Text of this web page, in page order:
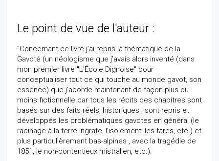
Le point de vue de l'auteur :
"Concernant ce livre j’ai repris la thématique de la
Gavoté (un néologisme que j’avais alors inventé (dans
mon premier livre "L'École Dignoise" pour
conceptualiser tout ce qui touche au monde gavot, son
essence) que j’aborde maintenant de façon plus ou
moins fictionnelle car tous les récits des chapitres sont
basés sur des faits réels, historiques ; sont repris et
développés les problématiques gavotes en général (le
racinage à la terre ingrate, l’isolement, les tares, etc.) et
plus particulièrement bas-alpines , avec la tragédie de
1851, le non-contentieux mistralien, etc.).